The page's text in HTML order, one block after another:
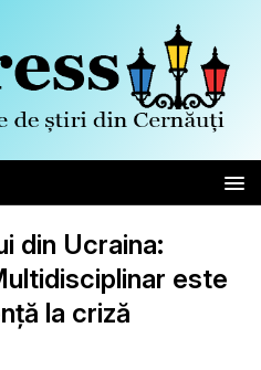
din Ucraina:
este
la criză